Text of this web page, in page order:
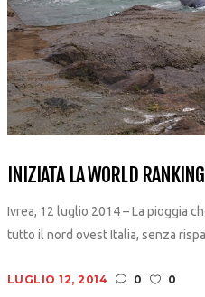
INIZIATA LA WORLD
Ivrea, 12 luglio 2014 – La pioggia
tutto il nord ovest Italia, senza
LUGLIO 12, 2014 0 0